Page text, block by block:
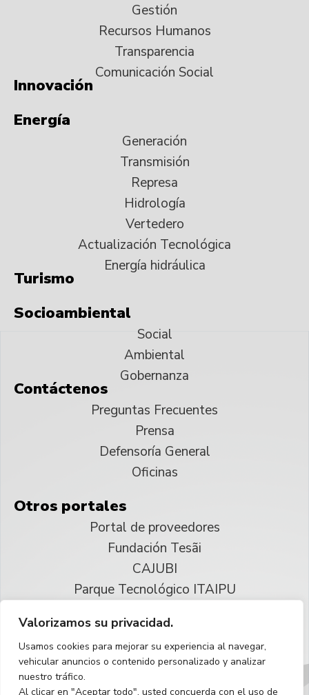
Valorizamos su privacidad.
Usamos cookies para mejorar su experiencia al navegar,
vehicular anuncios o contenido personalizado y analizar
nuestro tráfico.
Al clicar en "Aceptar todo", usted concuerda con el uso de
Gestión
Recursos Humanos
Transparencia
Comunicación Social
Innovación
Energía
Generación
Transmisión
Represa
Hidrología
Vertedero
Actualización Tecnológica
Energía hidráulica
Turismo
Socioambiental
Social
Ambiental
Gobernanza
Contáctenos
Preguntas Frecuentes
Prensa
Defensoría General
Oficinas
Otros portales
Portal de proveedores
Fundación Tesãi
CAJUBI
Parque Tecnológico ITAIPU
Reservados todos los derechos
Español